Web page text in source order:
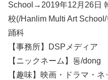
School→2019年12月26日
校(/Hanlim Multi Art
踊科
【事務所】DSPメディア
【ニックネーム】동/dong
【趣味】映画・ドラマ・